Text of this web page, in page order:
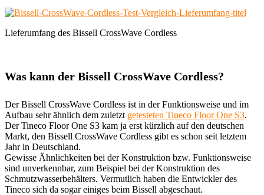
Lieferumfang des Bissell CrossWave Cordless
Was kann der Bissell CrossWave Cordless?
Der Bissell CrossWave Cordless ist in der Funktionsweise und im
Aufbau sehr ähnlich dem zuletzt getesteten Tineco Floor One S3.
Der Tineco Floor One S3 kam ja erst kürzlich auf den deutschen
Markt, den Bissell CrossWave Cordless gibt es schon seit letztem
Jahr in Deutschland.
Gewisse Ähnlichkeiten bei der Konstruktion bzw. Funktionsweise
sind unverkennbar, zum Beispiel bei der Konstruktion des
Schmutzwasserbehälters. Vermutlich haben die Entwickler des
Tineco sich da sogar einiges beim Bissell abgeschaut.